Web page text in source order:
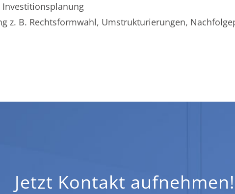
Investitionsplanung
z. B. Rechtsformwahl, Umstrukturierungen,
Jetzt Kontakt aufnehmen!